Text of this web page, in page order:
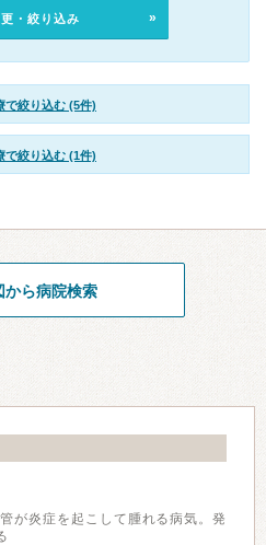
・絞り込み
で絞り込む (5件)
で絞り込む (1件)
から病院検索
が炎症を起こして腫れる病気。発